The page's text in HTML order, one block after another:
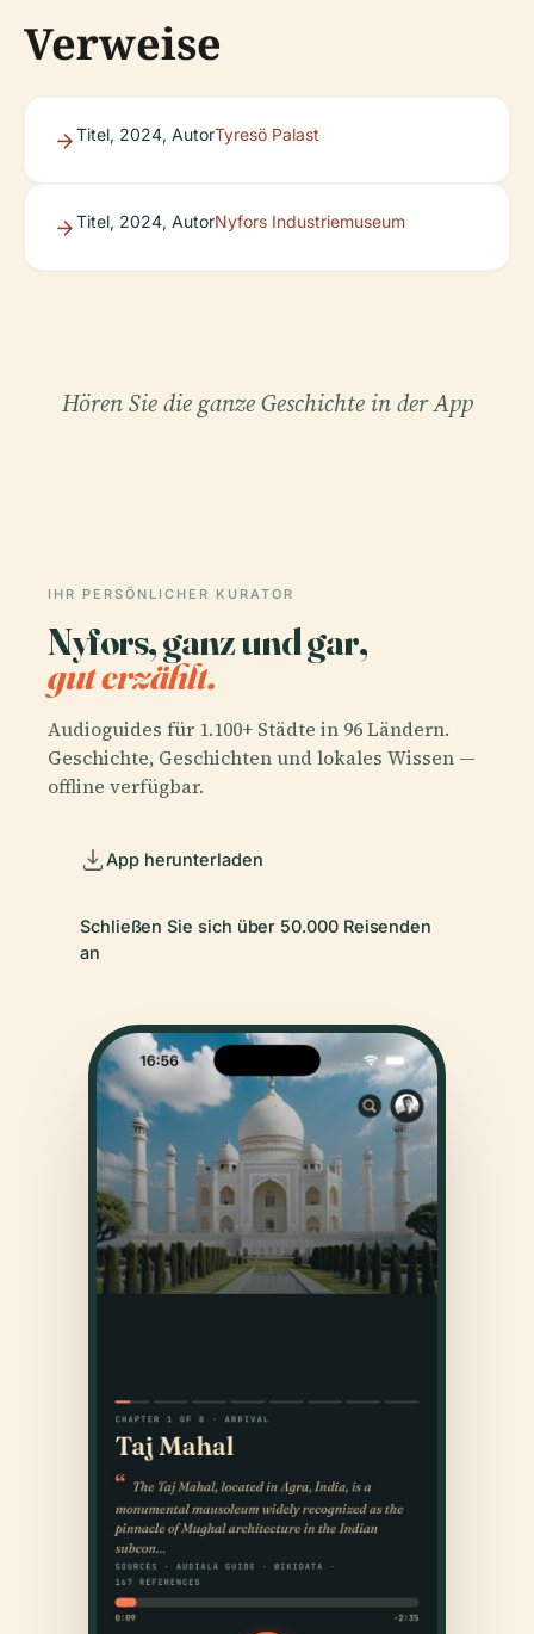
Verweise
Titel, 2024, AutorTyresö Palast
Titel, 2024, AutorNyfors Industriemuseum
Hören Sie die ganze Geschichte in der App
IHR PERSÖNLICHER KURATOR
Nyfors, ganz und gar,
gut erzählt.
Audioguides für 1.100+ Städte in 96 Ländern.
Geschichte, Geschichten und lokales Wissen —
offline verfügbar.
App herunterladen
Schließen Sie sich über 50.000 Reisenden
an